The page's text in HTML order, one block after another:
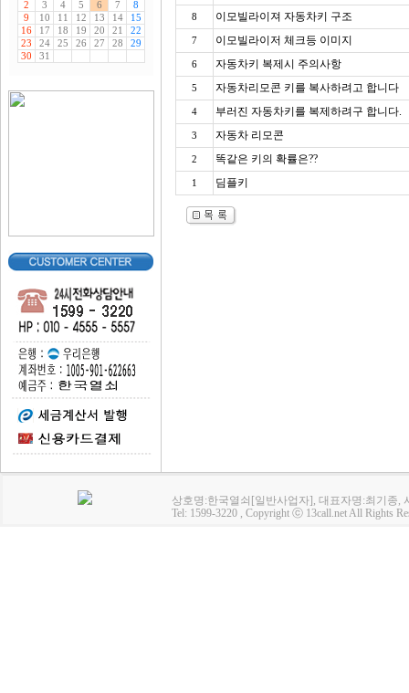
8 이모빌라이져 자동차키 구조
7 이모빌라이저 체크등 이미지
6 자동차키 복제시 주의사항
5 자동차리모콘 키를 복사하려고 합니다
4 부러진 자동차키를 복제하려구 합니다.
3 자동차 리모콘
2 똑같은 키의 확률은??
1 딤플키
상호명:한국열쇠[일반사업자], 대표자명:최기종,
Tel: 1599-3220 , Copyright ⓒ 13call.net All Rights